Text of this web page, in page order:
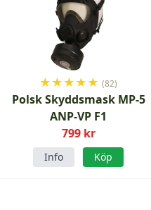
★★★★★ (82)
Polsk Skyddsmask MP-5
ANP-VP F1
799 kr
Info Köp